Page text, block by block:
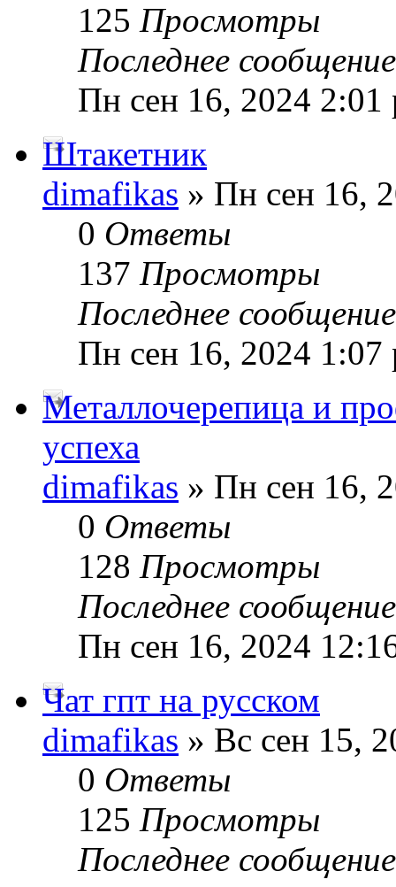
125 Просмотры
Последнее
Пн сен 16, 2024 2:01
Штакетник
dimafikas » Пн сен 16,
0 Ответы
137 Просмотры
Последнее
Пн сен 16, 2024 1:07
Металлочерепица и
успеха
dimafikas » Пн сен 16,
0 Ответы
128 Просмотры
Последнее
Пн сен 16, 2024
Чат гпт на русском
dimafikas » Вс сен 15,
0 Ответы
125 Просмотры
Последнее